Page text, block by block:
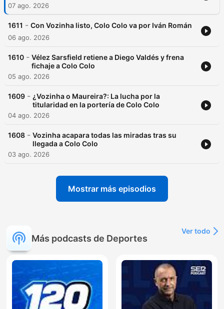
07 ago. 2026
1611 - Con Vozinha listo, Colo Colo va por Iván Román
06 ago. 2026
1610 - Vélez Sarsfield retiene a Diego Valdés y frena
fichaje a Colo Colo
05 ago. 2026
1609 - ¿Vozinha o Maureira?: La lucha por la
titularidad en la portería de Colo Colo
04 ago. 2026
1608 - Vozinha acapara todas las miradas tras su
llegada a Colo Colo
03 ago. 2026
Mostrar más episodios
Más podcasts de Deportes
Ver todo